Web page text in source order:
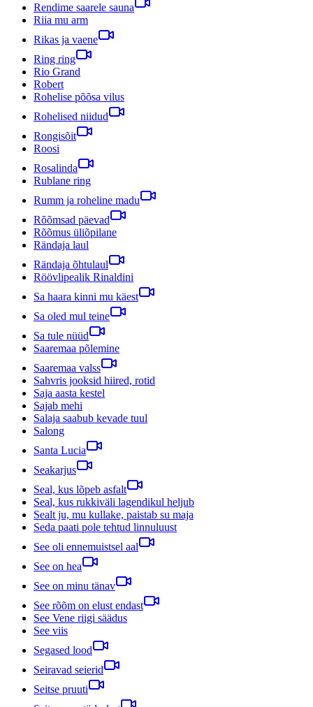
Rendime saarele sauna
Riia mu arm
Rikas ja vaene
Ring ring
Rio Grand
Robert
Rohelise põõsa vilus
Rohelised niidud
Rongisõit
Roosi
Rosalinda
Rublane ring
Rumm ja roheline madu
Rõõmsad päevad
Rõõmus üliõpilane
Rändaja laul
Rändaja õhtulaul
Röövlipealik Rinaldini
Sa haara kinni mu käest
Sa oled mul teine
Sa tule nüüd
Saaremaa põlemine
Saaremaa valss
Sahvris jooksid hiired, rotid
Saja aasta kestel
Sajab mehi
Salaja saabub kevade tuul
Salong
Santa Lucia
Seakarjus
Seal, kus lõpeb asfalt
Seal, kus rukkiväli lagendikul heljub
Sealt ju, mu kullake, paistab su maja
Seda paati pole tehtud linnuluust
See oli ennemuistsel aal
See on hea
See on minu tänav
See rõõm on elust endast
See Vene riigi säädus
See viis
Segased lood
Seiravad seierid
Seitse pruuti